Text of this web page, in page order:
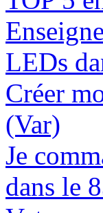
LEDs
Créer
(Var)
Je
dans le